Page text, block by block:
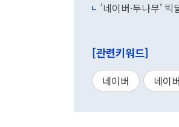
'네이버·두나무'
[관련키워드]
네이버 네이